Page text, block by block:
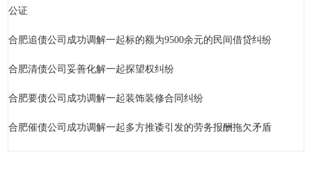
公证
合肥追债公司成功调解一起标的额为9500余元的民间借贷纠纷
合肥清债公司妥善化解一起探望权纠纷
合肥要债公司成功调解一起装饰装修合同纠纷
合肥催债公司成功调解一起多方推诿引发的劳务报酬拖欠矛盾